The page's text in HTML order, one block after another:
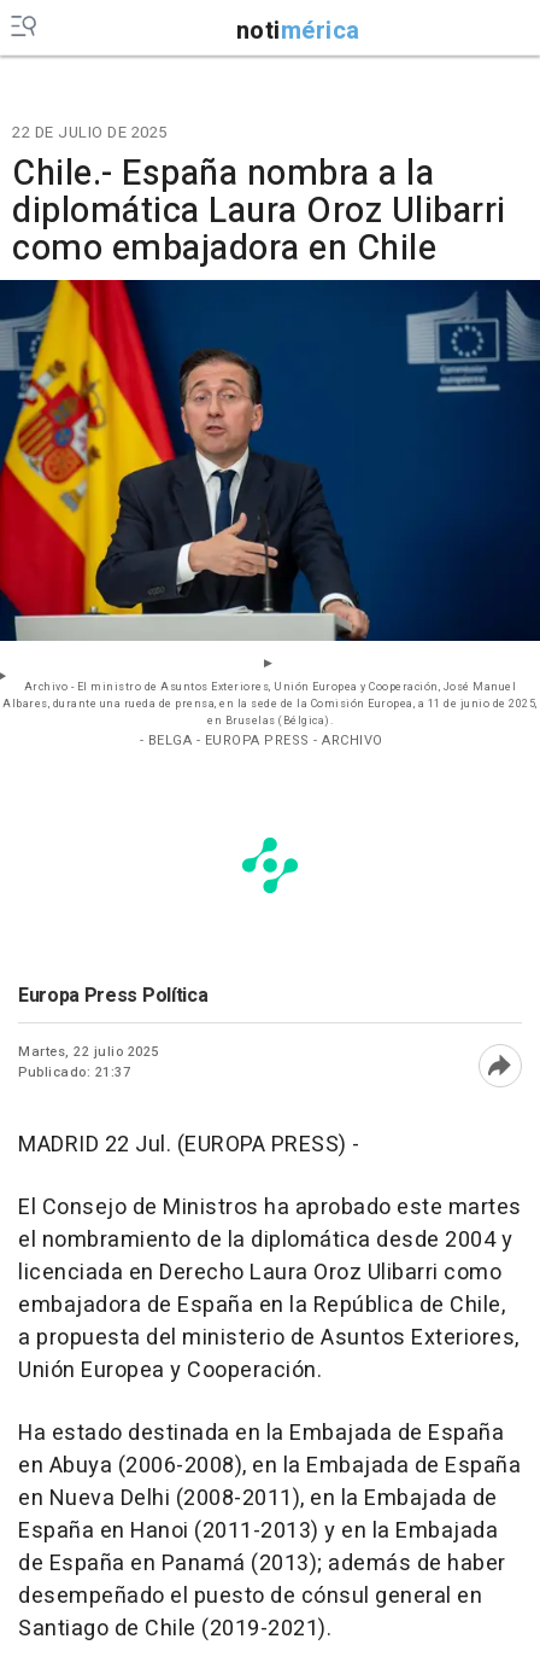
notimérica
22 DE JULIO DE 2025
Chile.- España nombra a la
diplomática Laura Oroz Ulibarri
como embajadora en Chile
Archivo - El ministro de Asuntos Exteriores, Unión Europea y Cooperación, José Manuel
Albares, durante una rueda de prensa, en la sede de la Comisión Europea, a 11 de junio de 2025,
en Bruselas (Bélgica).
- BELGA - EUROPA PRESS - ARCHIVO
Europa Press Política
Martes, 22 julio 2025
Publicado: 21:37
MADRID 22 Jul. (EUROPA PRESS) -
El Consejo de Ministros ha aprobado este martes
el nombramiento de la diplomática desde 2004 y
licenciada en Derecho Laura Oroz Ulibarri como
embajadora de España en la República de Chile,
a propuesta del ministerio de Asuntos Exteriores,
Unión Europea y Cooperación.
Ha estado destinada en la Embajada de España
en Abuya (2006-2008), en la Embajada de España
en Nueva Delhi (2008-2011), en la Embajada de
España en Hanoi (2011-2013) y en la Embajada
de España en Panamá (2013); además de haber
desempeñado el puesto de cónsul general en
Santiago de Chile (2019-2021).